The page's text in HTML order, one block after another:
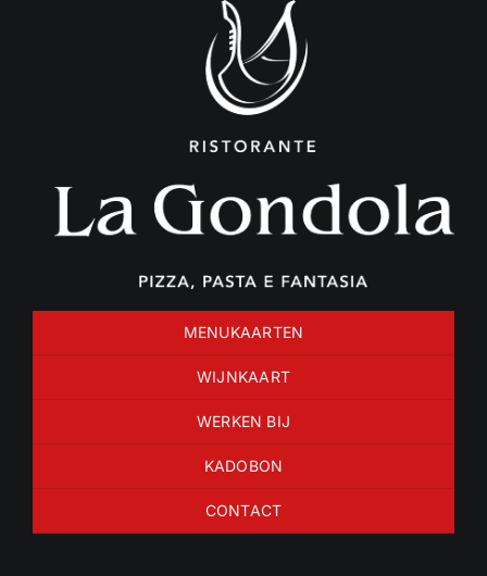
MENUKAARTEN
WIJNKAART
WERKEN BIJ
KADOBON
CONTACT